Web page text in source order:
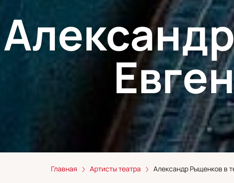
Главная Артисты театра Александр Рыщенков в